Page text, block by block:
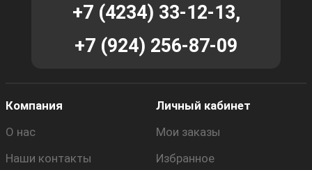
+7 (4234) 33-12-13,
+7 (924) 256-87-09
Компания
О нас
Наши контакты
Личный кабинет
Мои заказы
Избранное